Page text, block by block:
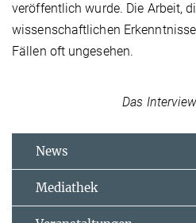
veröffentlich wurde. Die Arbeit,
wissenschaftlichen
Fällen oft ungesehen.
Das
News
Mediathek